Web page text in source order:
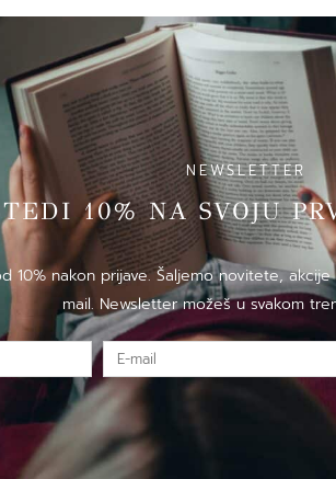
NEWSLETTER
10% NA SVOJU
10% nakon prijave. Šaljemo novitete,
mail. Newsletter možeš u svakom
E-
mail